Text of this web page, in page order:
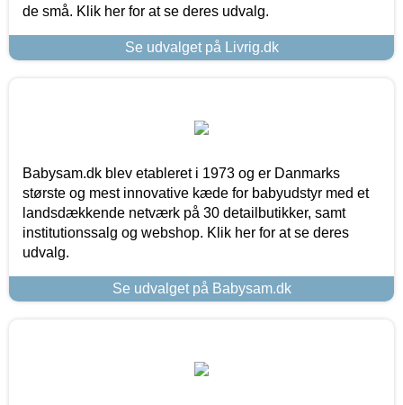
de små. Klik her for at se deres udvalg.
Se udvalget på Livrig.dk
Babysam.dk blev etableret i 1973 og er Danmarks
største og mest innovative kæde for babyudstyr med et
landsdækkende netværk på 30 detailbutikker, samt
institutionssalg og webshop. Klik her for at se deres
udvalg.
Se udvalget på Babysam.dk